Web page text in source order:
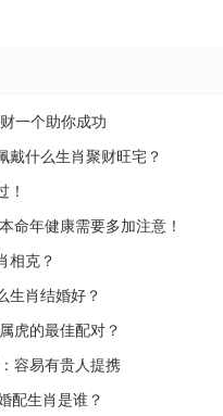
一个助你成功
戴什么生肖聚财旺宅？
！
命年健康需要多加注意！
相克？
生肖结婚好？
虎的最佳配对？
容易有贵人提携
配生肖是谁？